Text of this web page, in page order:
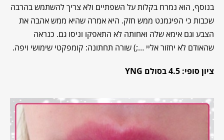
בנוסף, הוא נמרח בקלות על השפתיים ולא צריך להשתמש בהרבה
שכבות כי הפיגמנט ממש חזק. היא אמרה שהיא ממש אהבה את
הצבע וגם אימא שלה ואחותה לא התאפקו וניסו גם. כנראה
שהאודם לא יחזור אליי …;) שורה תחתונה: קומפקטי שימושי ויפה.
ציון סופי: 4.5 בסולם YNG